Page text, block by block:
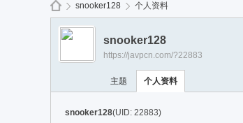
›
snooker128 个人资料
snooker128
https://javpcn.com/?22883
主题 个人资料
snooker128(UID: 22883)